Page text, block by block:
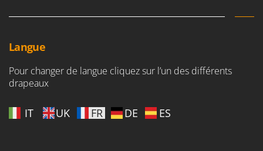
Langue
Pour changer de langue cliquez sur l’un des différents
drapeaux
IT UK FR DE ES